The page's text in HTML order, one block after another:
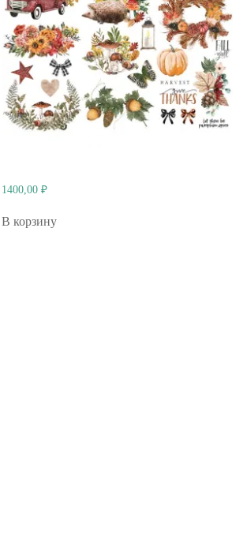
1400,00₽
В корзину